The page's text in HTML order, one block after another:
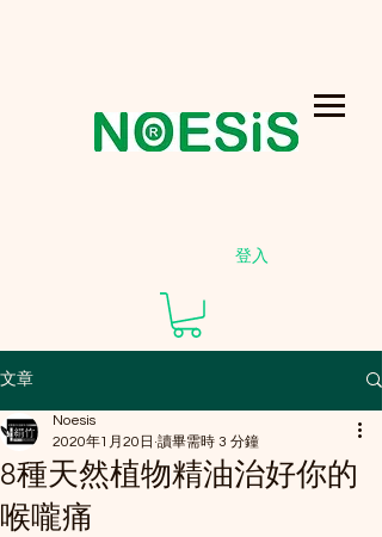
登入
文章
8種天然植物精油治好你的
喉嚨痛
Noesis
2020年1月20日 讀畢需時 3 分鐘